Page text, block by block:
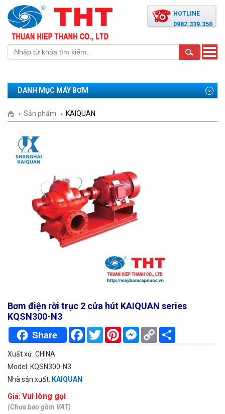
HOTLINE
0982.339.350
Toggle
DANH MỤC MÁY BƠM
Sản phẩm KAIQUAN
Bơm điện rời trục 2 cửa hút KAIQUAN series
KQSN300-N3
Share FacebookTwitterPinterestMessenger
Copy
Link
Xuất xứ: CHINA
Model: KQSN300-N3
Nhà sản xuất: KAIQUAN
Giá: Vui lòng gọi
(Chưa bao gồm VAT)